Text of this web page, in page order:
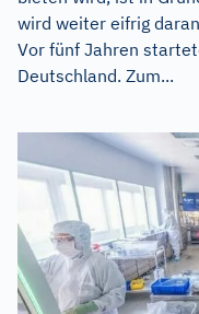
wird weiter eifrig
Vor fünf Jahren
Deutschland. Zum...